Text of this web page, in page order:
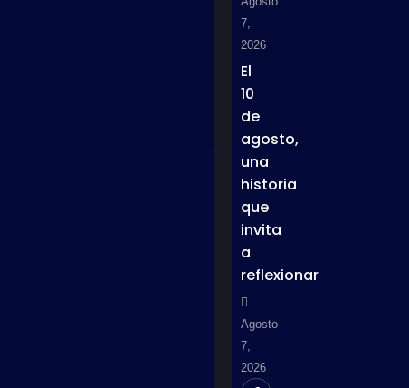
7,
2026
El
10
de
agosto,
una
historia
que
invita
a
reflexionar
Agosto
7,
2026